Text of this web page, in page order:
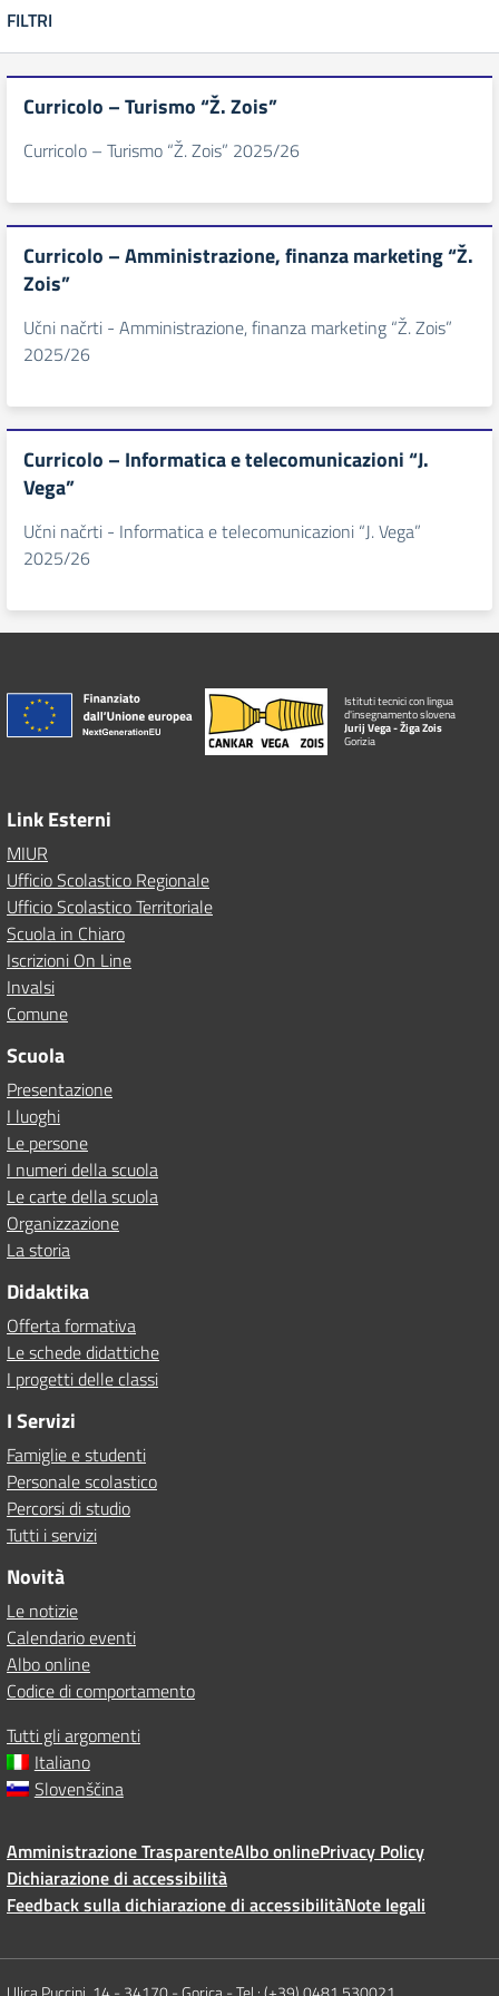
FILTRI
Curricolo – Turismo “Ž. Zois”
Curricolo – Turismo “Ž. Zois” 2025/26
Curricolo – Amministrazione, finanza marketing “Ž.
Zois”
Učni načrti - Amministrazione, finanza marketing “Ž. Zois”
2025/26
Curricolo – Informatica e telecomunicazioni “J.
Vega”
Učni načrti - Informatica e telecomunicazioni “J. Vega”
2025/26
Istituti tecnici con lingua
d'insegnamento slovena
Jurij Vega - Žiga Zois
Gorizia
Link Esterni
MIUR
Ufficio Scolastico Regionale
Ufficio Scolastico Territoriale
Scuola in Chiaro
Iscrizioni On Line
Invalsi
Comune
Scuola
Presentazione
I luoghi
Le persone
I numeri della scuola
Le carte della scuola
Organizzazione
La storia
Didaktika
Offerta formativa
Le schede didattiche
I progetti delle classi
I Servizi
Famiglie e studenti
Personale scolastico
Percorsi di studio
Tutti i servizi
Novità
Le notizie
Calendario eventi
Albo online
Codice di comportamento
Tutti gli argomenti
Italiano
Slovenščina
Amministrazione TrasparenteAlbo onlinePrivacy Policy
Dichiarazione di accessibilità
Feedback sulla dichiarazione di accessibilitàNote legali